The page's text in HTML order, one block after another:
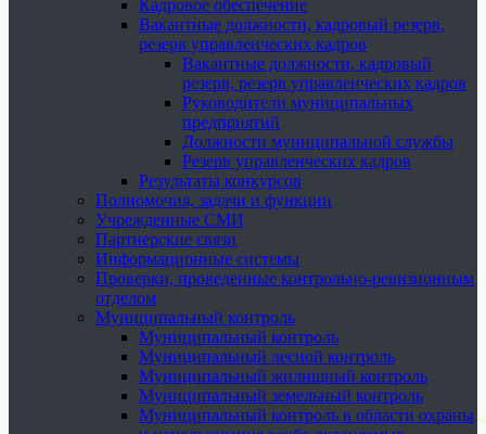
Кадровое обеспечение
Вакантные должности, кадровый резерв,
резерв управленческих кадров
Вакантные должности, кадровый
резерв, резерв управленческих кадров
Руководители муниципальных
предприятий
Должности муниципальной службы
Резерв управленческих кадров
Результаты конкурсов
Полномочия, задачи и функции
Учрежденные СМИ
Партнерские связи
Информационные системы
Проверки, проведенные контрольно-ревизионным
отделом
Муниципальный контроль
Муниципальный контроль
Муниципальный лесной контроль
Муниципальный жилищный контроль
Муниципальный земельный контроль
Муниципальный контроль в области охраны